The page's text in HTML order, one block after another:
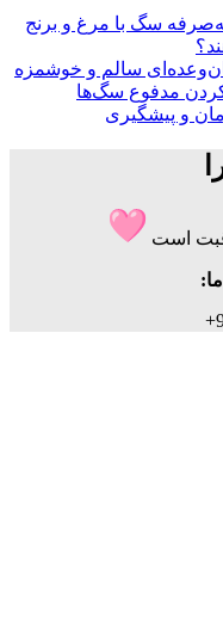
سگ با مرغ و برنج
سالم و خوشمزه
مدفوع سگ‌ها
و پیشگیری
است